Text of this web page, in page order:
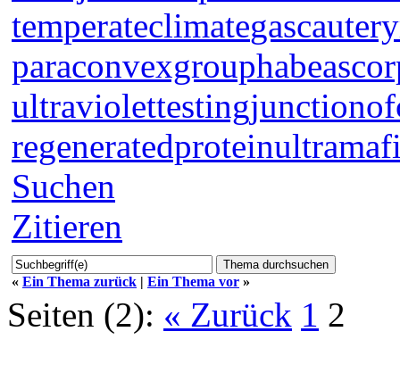
temperateclimategascautery
paraconvexgroup
ultraviolettesting
regeneratedprotein
Suchen
Zitieren
« Ein Thema zurück | Ein Thema vor »
Seiten (2): « Zurück 1 2